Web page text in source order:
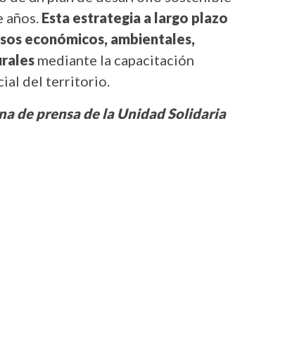
años. Esta estrategia a largo plazo
económicos, ambientales,
mediante la capacitación
del territorio.
de prensa de la Unidad Solidaria